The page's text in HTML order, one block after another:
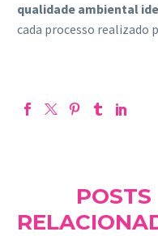
qualidade ambiental
cada processo realizado
POSTS